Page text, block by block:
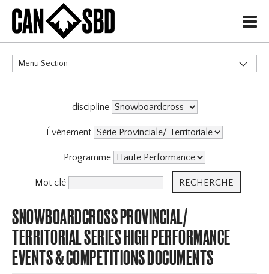
H
Menu Section
Événements & Compétitions X
discipline
Événement
Programme
Mot clé
SNOWBOARDCROSS PROVINCIAL/
TERRITORIAL SERIES HIGH PERFORMANCE
EVENTS & COMPETITIONS DOCUMENTS